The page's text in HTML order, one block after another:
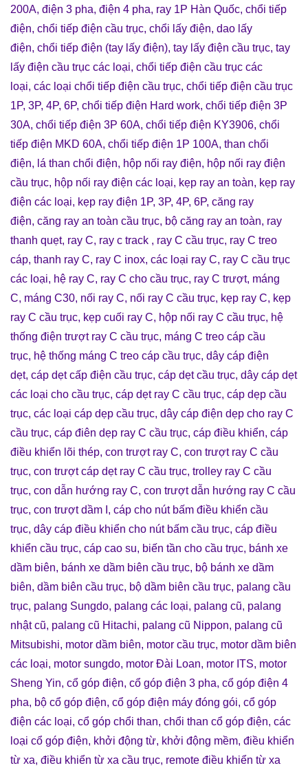
200A, điện 3 pha, điện 4 pha, ray 1P Hàn Quốc, chổi tiếp
điện, chổi tiếp điện cầu trục, chổi lấy điện, dao lấy
điện, chổi tiếp điện (tay lấy điện), tay lấy điện cầu trục, tay
lấy điện cầu trục các loại, chổi tiếp điện cầu trục các
loại, các loại chổi tiếp điện cầu trục, chổi tiếp điện cầu trục
1P, 3P, 4P, 6P, chổi tiếp điện Hard work, chổi tiếp điện 3P
30A, chổi tiếp điện 3P 60A, chổi tiếp điện KY3906, chổi
tiếp điện MKD 60A, chổi tiếp điện 1P 100A, than chổi
điện, lá than chổi điện, hộp nối ray điện, hộp nối ray điện
cầu trục, hộp nối ray điện các loại, kẹp ray an toàn, kẹp ray
điện các loại, kẹp ray điện 1P, 3P, 4P, 6P, căng ray
điện, căng ray an toàn cầu trục, bộ căng ray an toàn, ray
thanh quẹt, ray C, ray c track , ray C cầu trục, ray C treo
cáp, thanh ray C, ray C inox, các loại ray C, ray C cầu trục
các loại, hệ ray C, ray C cho cầu trục, ray C trượt, máng
C, máng C30, nối ray C, nối ray C cầu trục, kẹp ray C, kẹp
ray C cầu trục, kẹp cuối ray C, hộp nối ray C cầu trục, hệ
thống điện trượt ray C cầu trục, máng C treo cáp cầu
trục, hệ thống máng C treo cáp cầu trục, dây cáp điện
dẹt, cáp dẹt cấp điện cầu trục, cáp dẹt cầu trục, dây cáp dẹt
các loại cho cầu trục, cáp dẹt ray C cầu trục, cáp dẹp cầu
trục, các loại cáp dẹp cầu trục, dây cáp điện dẹp cho ray C
cầu trục, cáp điên dẹp ray C cầu trục, cáp điều khiển, cáp
điều khiển lõi thép, con trượt ray C, con trượt ray C cầu
trục, con trượt cáp dẹt ray C cầu trục, trolley ray C cầu
trục, con dẫn hướng ray C, con trượt dẫn hướng ray C cầu
trục, con trượt dầm I , cáp cho nút bấm điều khiển cầu
trục, dây cáp điều khiển cho nút bấm cầu trục, cáp điều
khiển cầu trục, cáp cao su, biến tần cho cầu trục, bánh xe
dầm biên, bánh xe dầm biên cầu trục, bộ bánh xe dầm
biên, dầm biên cầu trục, bộ dầm biên cầu trục, palang cầu
trục, palang Sungdo, palang các loại, palang cũ, palang
nhật cũ, palang cũ Hitachi, palang cũ Nippon, palang cũ
Mitsubishi, motor dầm biên, motor cầu trục, motor dầm biên
các loại, motor sungdo, motor Đài Loan, motor ITS, motor
Sheng Yin, cổ góp điện, cổ góp điện 3 pha, cổ góp điện 4
pha, bộ cổ góp điện, cổ góp điện máy đóng gói, cổ góp
điện các loại, cổ góp chổi than, chổi than cổ góp điện, các
loại cổ góp điện, khởi động từ, khởi động mềm, điều khiển
từ xa, điều khiển từ xa cầu trục, remote điều khiển từ xa